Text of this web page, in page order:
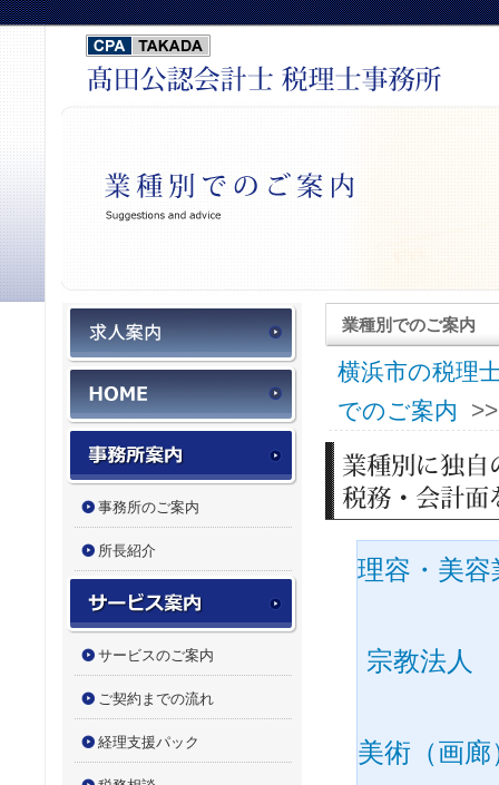
税務会計スタッフ募集
HOME
事務所のご案内
所長紹介
サービス案内
サービスのご案内
ご契約までの流れ
経理支援パック
業種別でのご案内
横浜市の税理
でのご案内
理容・美容
宗教法人
美術（画廊